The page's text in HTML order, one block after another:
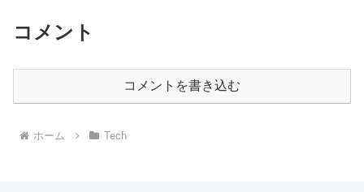
コメント
コメントを書き込む
ホーム Tech